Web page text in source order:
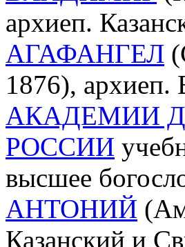
архиеп.
АГАФАНГЕЛ
1876),
АКАДЕМИИ
РОССИИ
высшее
АНТОНИЙ
Казанский и